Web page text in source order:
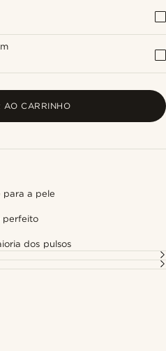
AO CARRINHO
para a pele
perfeito
dos pulsos